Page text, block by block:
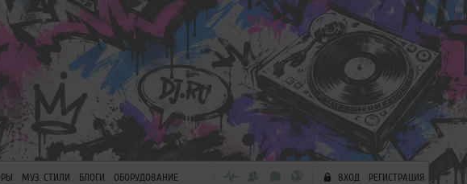
МУЗ. СТИЛИ БЛОГИ ОБОРУДОВАНИЕ ВХОД РЕГИСТРАЦИЯ